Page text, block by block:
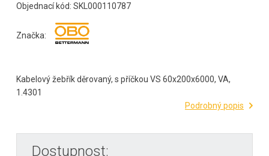
Objednací kód: SKL000110787
Značka:
Kabelový žebřík děrovaný, s příčkou VS 60x200x6000, VA,
1.4301
Podrobný popis
Dostupnost: